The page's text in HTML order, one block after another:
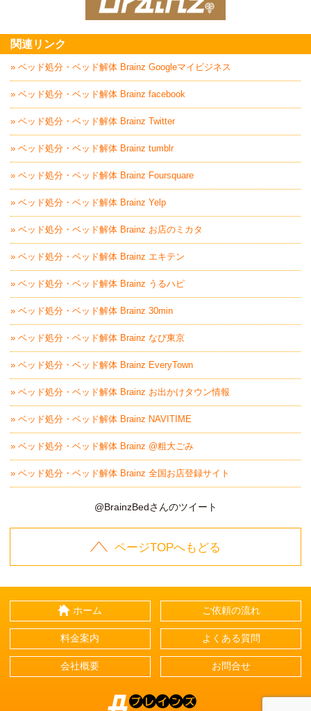
関連リンク
» ベッド処分・ベッド解体 Brainz Googleマイビジネス
» ベッド処分・ベッド解体 Brainz facebook
» ベッド処分・ベッド解体 Brainz Twitter
» ベッド処分・ベッド解体 Brainz tumblr
» ベッド処分・ベッド解体 Brainz Foursquare
» ベッド処分・ベッド解体 Brainz Yelp
» ベッド処分・ベッド解体 Brainz お店のミカタ
» ベッド処分・ベッド解体 Brainz エキテン
» ベッド処分・ベッド解体 Brainz うるハピ
» ベッド処分・ベッド解体 Brainz 30min
» ベッド処分・ベッド解体 Brainz なび東京
» ベッド処分・ベッド解体 Brainz EveryTown
» ベッド処分・ベッド解体 Brainz お出かけタウン情報
» ベッド処分・ベッド解体 Brainz NAVITIME
» ベッド処分・ベッド解体 Brainz @粗大ごみ
» ベッド処分・ベッド解体 Brainz 全国お店登録サイト
@BrainzBedさんのツイート
ページTOPへもどる
ホーム ご依頼の流れ
料金案内 よくある質問
会社概要 お問合せ